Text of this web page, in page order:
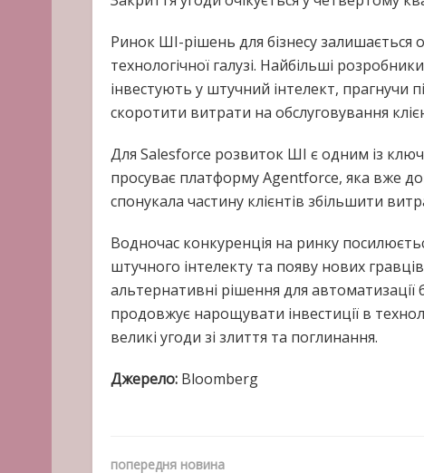
Ринок ШІ-рішень для бізнесу залишається
технологічної галузі. Найбільші
інвестують у штучний інтелект, прагнучи
скоротити витрати на обслуговування
Для Salesforce розвиток ШІ є одним із
просуває платформу Agentforce, яка вже
спонукала частину клієнтів збільшити
Водночас конкуренція на ринку
штучного інтелекту та появу нових
альтернативні рішення для автоматизації
продовжує нарощувати інвестиції в
великі угоди зі злиття та поглинання.
Джерело: Bloomberg
попередня новина